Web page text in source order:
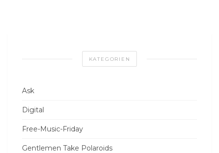
KATEGORIEN
Ask
Digital
Free-Music-Friday
Gentlemen Take Polaroids